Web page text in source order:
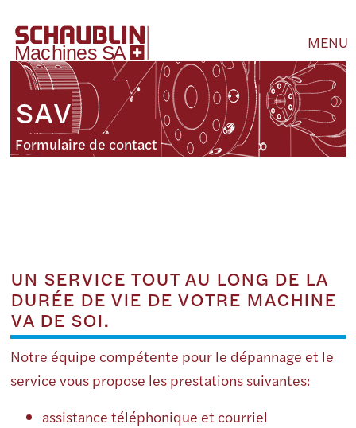
MENU
SAV
Formulaire de contact
UN SERVICE TOUT AU LONG DE LA
DURÉE DE VIE DE VOTRE MACHINE
VA DE SOI.
Notre équipe compétente pour le dépannage et le
service vous propose les prestations suivantes:
assistance téléphonique et courriel